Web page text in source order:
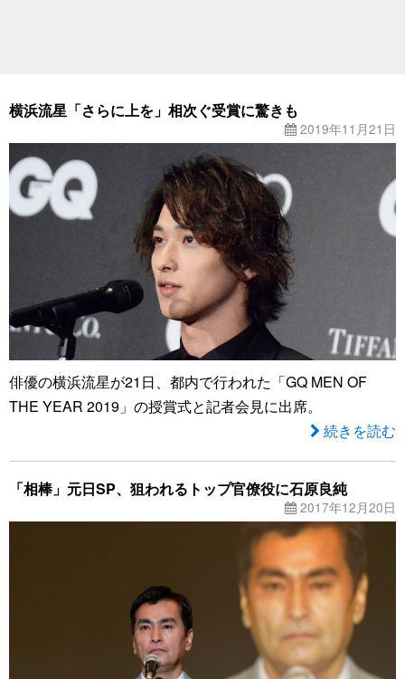
横浜流星「さらに上を」相次ぐ受賞に驚きも
2019年11月21日
俳優の横浜流星が21日、都内で行われた「GQ MEN OF
THE YEAR 2019」の授賞式と記者会見に出席。
続きを読む
「相棒」元日SP、狙われるトップ官僚役に石原良純
2017年12月20日